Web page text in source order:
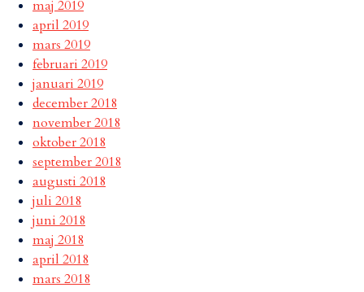
maj 2019
april 2019
mars 2019
februari 2019
januari 2019
december 2018
november 2018
oktober 2018
september 2018
augusti 2018
juli 2018
juni 2018
maj 2018
april 2018
mars 2018